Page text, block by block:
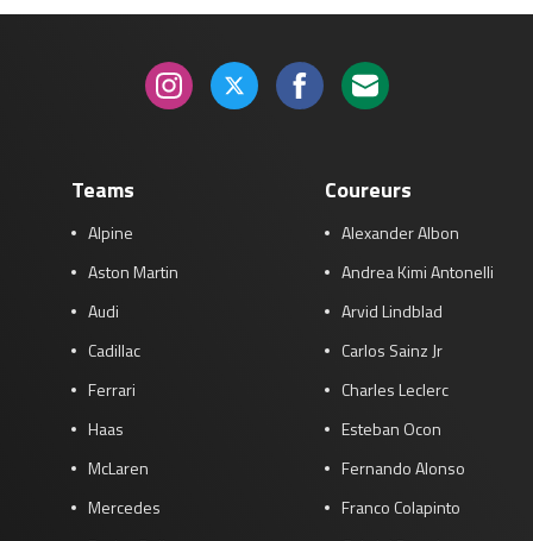
Teams
Alpine
Aston Martin
Audi
Cadillac
Ferrari
Haas
McLaren
Mercedes
Coureurs
Alexander Albon
Andrea Kimi Antonelli
Arvid Lindblad
Carlos Sainz Jr
Charles Leclerc
Esteban Ocon
Fernando Alonso
Franco Colapinto